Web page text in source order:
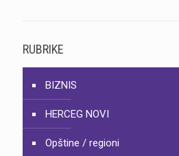
RUBRIKE
BIZNIS
HERCEG NOVI
Opštine / regioni